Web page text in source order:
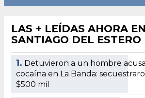
LAS + LEÍDAS AHORA EN
SANTIAGO DEL ESTERO
1. Detuvieron a un hombre
cocaína en La Banda:
$500 mil